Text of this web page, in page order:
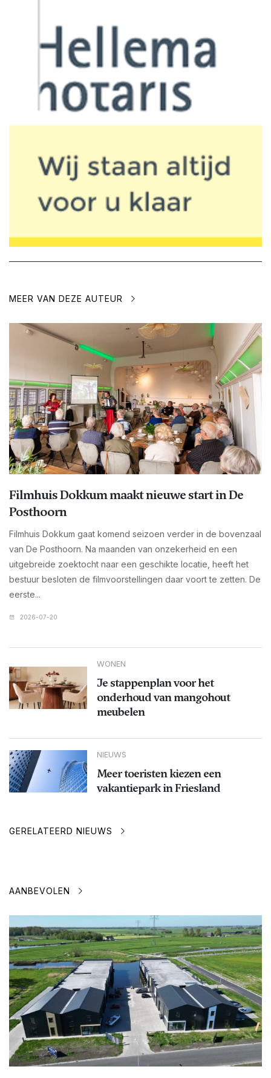
MEER VAN DEZE AUTEUR
Filmhuis Dokkum maakt nieuwe start in De
Posthoorn
Filmhuis Dokkum gaat komend seizoen verder in de bovenzaal
van De Posthoorn. Na maanden van onzekerheid en een
uitgebreide zoektocht naar een geschikte locatie, heeft het
bestuur besloten de filmvoorstellingen daar voort te zetten. De
eerste...
2026-07-20
WONEN
Je stappenplan voor het
onderhoud van mangohout
meubelen
NIEUWS
Meer toeristen kiezen een
vakantiepark in Friesland
GERELATEERD NIEUWS
AANBEVOLEN